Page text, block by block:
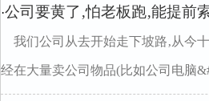
·公司要黄了‚怕老板跑‚能提前
我们公司从去开始走下坡路‚从今
经在大量卖公司物品(比如公司电脑